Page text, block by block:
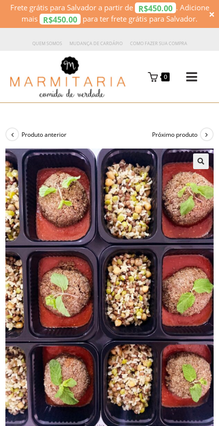
QUEM SOMOS MUDANÇA DE CARDÁPIO COMO FAZER SUA COMPRA
0
Produto anterior Próximo produto
🔍
Frete grátis para Salvador a partir de R$450.00 . Adicione
mais R$450.00 para ter frete grátis para Salvador. ×